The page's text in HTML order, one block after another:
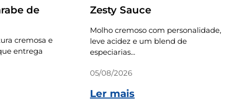
de
cremosa e
entrega
Zesty Sauce
Molho cremoso com personalidade,
leve acidez e um blend de
especiarias...
05/08/2026
Ler mais